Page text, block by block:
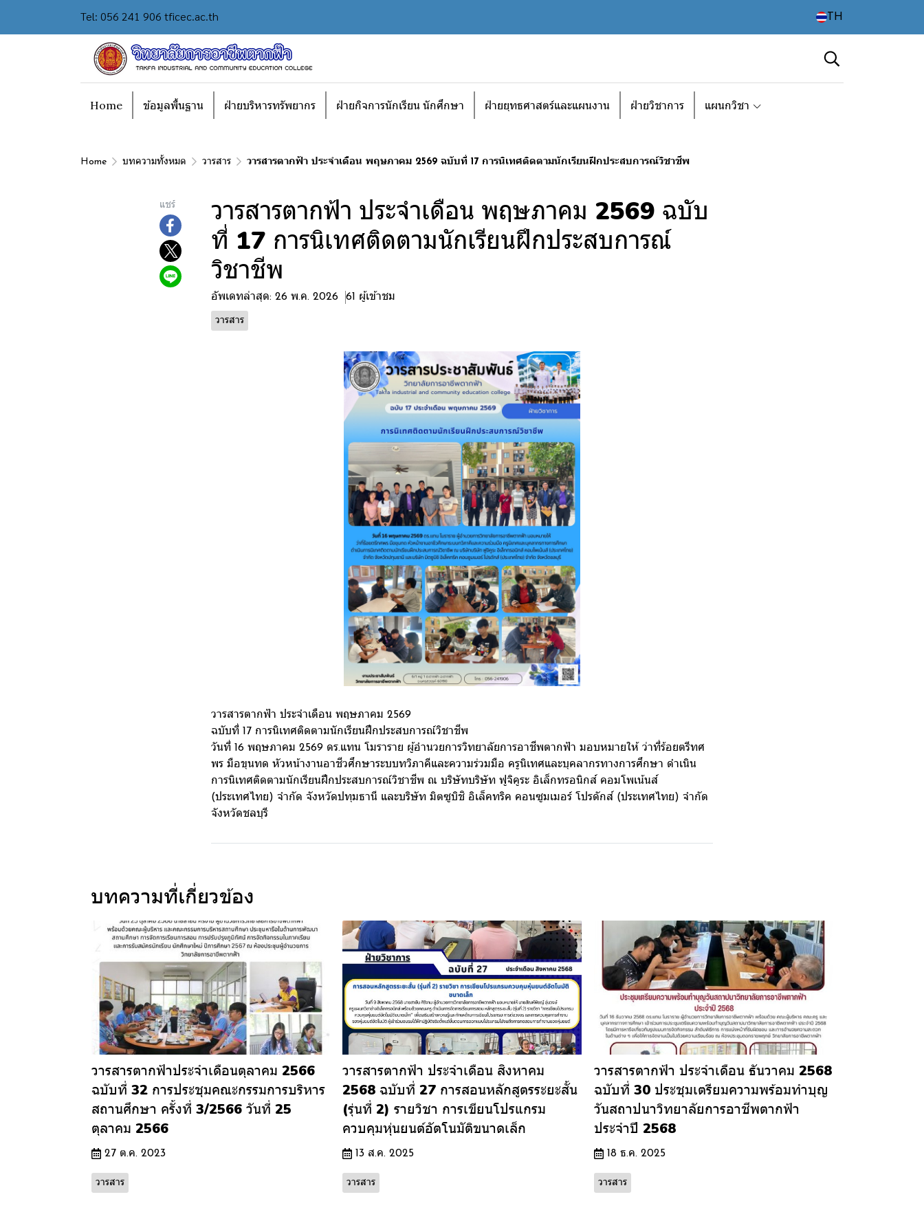
Tel: 056 241 906 tficec.ac.th TH
Home ข้อมูลพื้นฐาน ฝ่ายบริหารทรัพยากร ฝ่ายกิจการนักเรียน นักศึกษา ฝ่ายยุทธศาสตร์และแผนงาน ฝ่ายวิชาการ แผนกวิชา
Home บทความทั้งหมด วารสาร วารสารตากฟ้า ประจำเดือน พฤษภาคม 2569 ฉบับที่ 17 การนิเทศติดตามนักเรียนฝึกประสบการณ์วิชาชีพ
แชร์
วารสารตากฟ้า ประจำเดือน พฤษภาคม 2569 ฉบับ
ที่ 17 การนิเทศติดตามนักเรียนฝึกประสบการณ์
วิชาชีพ
อัพเดทล่าสุด: 26 พ.ค. 2026 61 ผู้เข้าชม
วารสาร
วารสารตากฟ้า ประจำเดือน พฤษภาคม 2569
ฉบับที่ 17 การนิเทศติดตามนักเรียนฝึกประสบการณ์วิชาชีพ
วันที่ 16 พฤษภาคม 2569 ดร.แทน โมราราย ผู้อำนวยการวิทยาลัยการอาชีพตากฟ้า มอบหมายให้ ว่าที่ร้อยตรีทศ
พร มือขุนทด หัวหน้างานอาชีวศึกษาระบบทวิภาคีและความร่วมมือ ครูนิเทศและบุคลากรทางการศึกษา ดำเนิน
การนิเทศติดตามนักเรียนฝึกประสบการณ์วิชาชีพ ณ บริษัทบริษัท ฟูจิคูระ อิเล็กทรอนิกส์ คอมโพเน้นส์
(ประเทศไทย) จำกัด จังหวัดปทุมธานี และบริษัท มิตซูบิชิ อิเล็คทริค คอนซูมเมอร์ โปรดักส์ (ประเทศไทย) จำกัด
จังหวัดชลบุรี
บทความที่เกี่ยวข้อง
วารสารตากฟ้าประจำเดือนตุลาคม 2566
ฉบับที่ 32 การประชุมคณะกรรมการบริหาร
สถานศึกษา ครั้งที่ 3/2566 วันที่ 25
ตุลาคม 2566
27 ต.ค. 2023
วารสาร
วารสารตากฟ้า ประจำเดือน สิงหาคม
2568 ฉบับที่ 27 การสอนหลักสูตรระยะสั้น
(รุ่นที่ 2) รายวิชา การเขียนโปรแกรม
ควบคุมหุ่นยนต์อัตโนมัติขนาดเล็ก
13 ส.ค. 2025
วารสาร
วารสารตากฟ้า ประจำเดือน ธันวาคม 2568
ฉบับที่ 30 ประชุมเตรียมความพร้อมทำบุญ
วันสถาปนาวิทยาลัยการอาชีพตากฟ้า
ประจำปี 2568
18 ธ.ค. 2025
วารสาร